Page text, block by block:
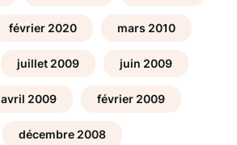
février 2020 mars 2010
juillet 2009 juin 2009
avril 2009 février 2009
décembre 2008